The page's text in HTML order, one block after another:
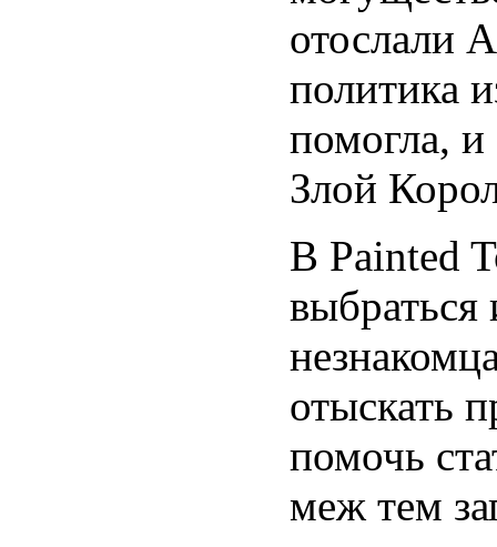
отослали
политика
помогла,
Злой
В Painted
выбраться
отыскать
помочь
меж тем